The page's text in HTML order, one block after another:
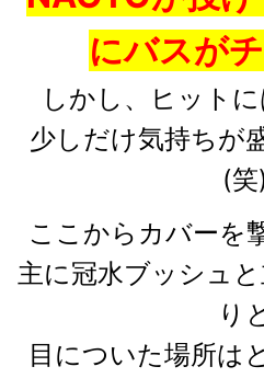
にバスが
しかし、ヒットに
少しだけ気持ちが
(笑)
ここからカバーを
主に冠水ブッシュ
り
目についた場所は